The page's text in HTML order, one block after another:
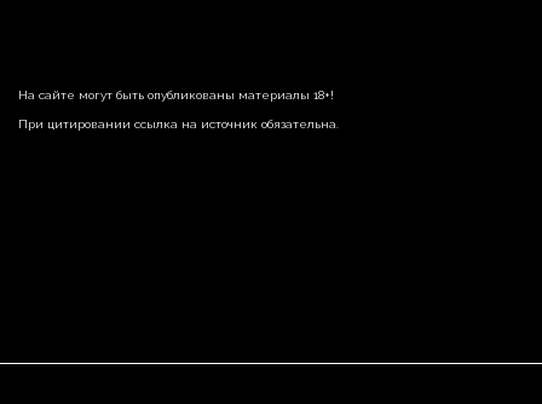
На сайте могут быть опубликованы материалы 18+!
При цитировании ссылка на источник обязательна.